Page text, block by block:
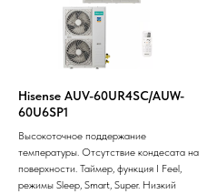
Hisense AUV-60UR4SC/AUW-
60U6SP1
Высокоточное поддержание
температуры. Отсутствие кондесата на
поверхности. Таймер, функция I Feel,
режимы Sleep, Smart, Super. Низкий